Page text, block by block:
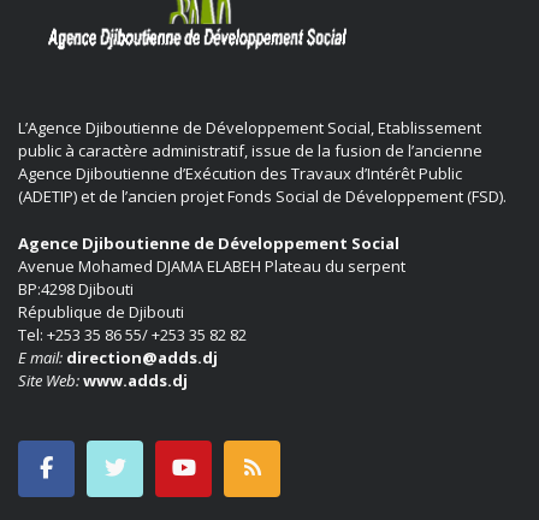
L’Agence Djiboutienne de Développement Social, Etablissement
public à caractère administratif, issue de la fusion de l’ancienne
Agence Djiboutienne d’Exécution des Travaux d’Intérêt Public
(ADETIP) et de l’ancien projet Fonds Social de Développement (FSD).
Agence Djiboutienne de Développement Social
Avenue Mohamed DJAMA ELABEH Plateau du serpent
BP:4298 Djibouti
République de Djibouti
Tel: +253 35 86 55/ +253 35 82 82
E mail: direction@adds.dj
Site Web:www.adds.dj